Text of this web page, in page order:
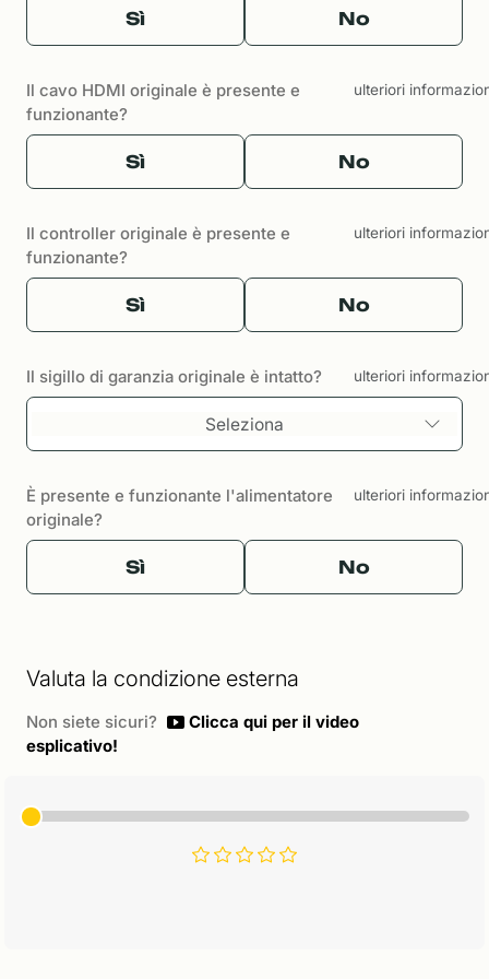
Sì No
Il cavo HDMI originale è presente e
funzionante?
ulteriori
Sì No
Il controller originale è presente e
funzionante?
ulteriori
Sì No
Il sigillo di garanzia originale è intatto? ulteriori
Seleziona
È presente e funzionante l'alimentatore
originale?
ulteriori
Sì No
Valuta la condizione esterna
Non siete sicuri?
Clicca qui per il video
esplicativo!